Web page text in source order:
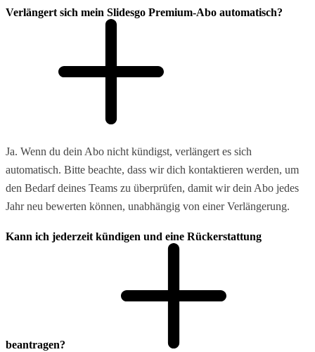
Verlängert sich mein Slidesgo Premium-Abo automatisch?
Ja. Wenn du dein Abo nicht kündigst, verlängert es sich
automatisch. Bitte beachte, dass wir dich kontaktieren werden, um
den Bedarf deines Teams zu überprüfen, damit wir dein Abo jedes
Jahr neu bewerten können, unabhängig von einer Verlängerung.
Kann ich jederzeit kündigen und eine Rückerstattung
beantragen?